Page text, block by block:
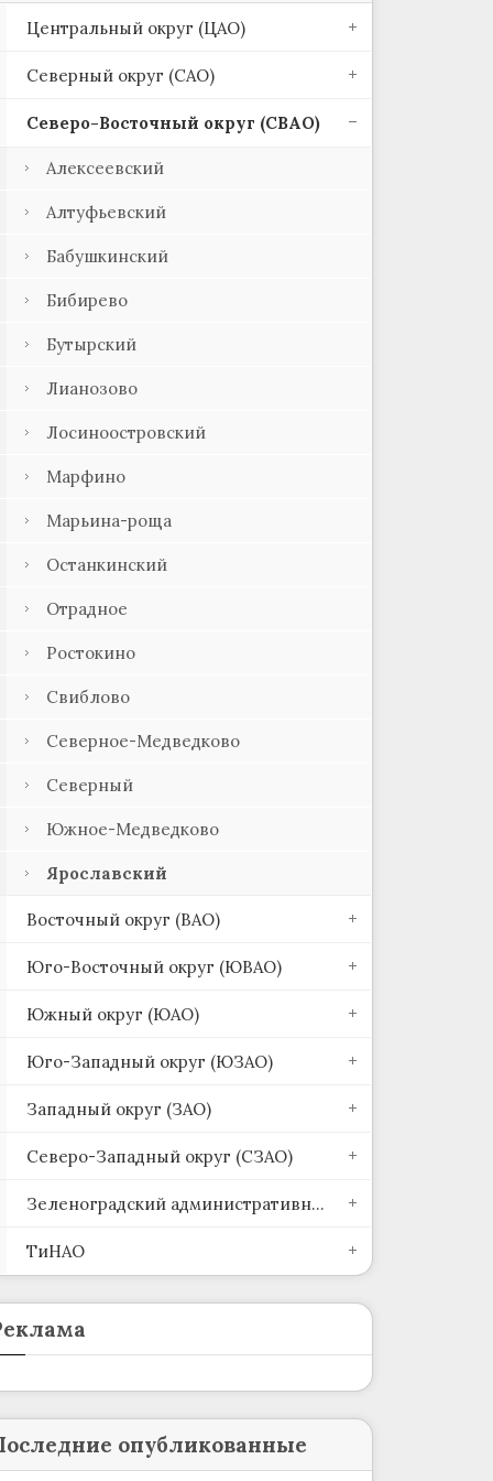
Центральный округ (ЦАО)
Северный округ (САО)
Северо-Восточный округ (СВАО)
Алексеевский
Алтуфьевский
Бабушкинский
Бибирево
Бутырский
Лианозово
Лосиноостровский
Марфино
Марьина-роща
Останкинский
Отрадное
Ростокино
Свиблово
Северное-Медведково
Северный
Южное-Медведково
Ярославский
Восточный округ (ВАО)
Юго-Восточный округ (ЮВАО)
Южный округ (ЮАО)
Юго-Западный округ (ЮЗАО)
Западный округ (ЗАО)
Северо-Западный округ (СЗАО)
Зеленоградский административный округ (ЗелАО)
ТиНАО
опубликованные